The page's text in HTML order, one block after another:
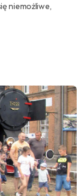
niemożliwe,